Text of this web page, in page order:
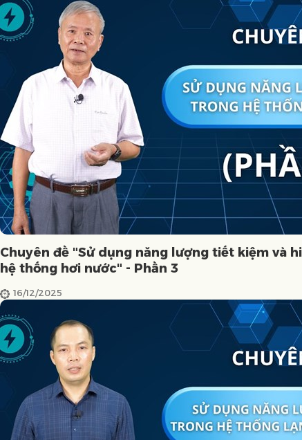
Chuyên đề "Sử dụng năng lượng tiết kiệm và
hệ thống hơi nước" - Phần 3
16/12/2025